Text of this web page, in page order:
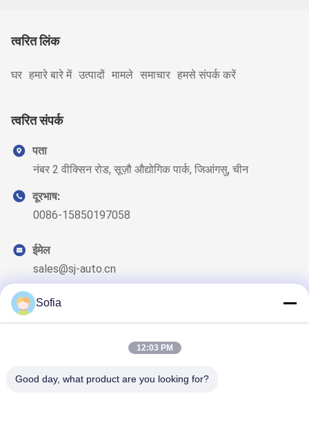
त्वरित लिंक
घर हमारे बारे में उत्पादों मामले समाचार हमसे संपर्क करें
त्वरित संपर्क
पता
नंबर 2 वीक्सिन रोड, सूज़ौ औद्योगिक पार्क, जिआंगसु, चीन
दूरभाष:
0086-15850197058
ईमेल
sales@sj-auto.cn
Sofia
12:03 PM
Good day, what product are you looking for?